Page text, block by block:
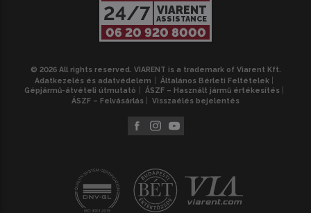
24/7 VIARENT
ASSISTANCE
06 20 920 8000
© 2026 All rights reserved. VIARENT is a trademark of Viarent Kft.
Adatkezelés és adatvédelem
Általános Bérleti Feltételek
Gépjármű-átvételi útmutató
ÁSZF – Használt jármű értékesítés
ÁSZF – Felvásárlás
Visszaélés bejelentés